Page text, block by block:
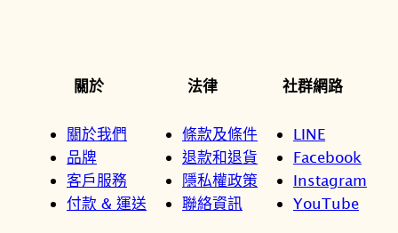
關於
關於我們
品牌
客戶服務
付款 & 運送
法律
條款及條件
退款和退貨
隱私權政策
聯絡資訊
社群網路
LINE
Facebook
Instagram
YouTube